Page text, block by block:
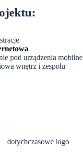
pod urządzenia mobilne
wnętrz i zespołu
dotychczasowe logo